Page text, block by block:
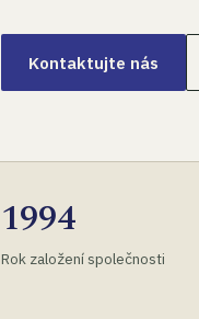
Kontaktujte nás
1994
Rok založení společnosti